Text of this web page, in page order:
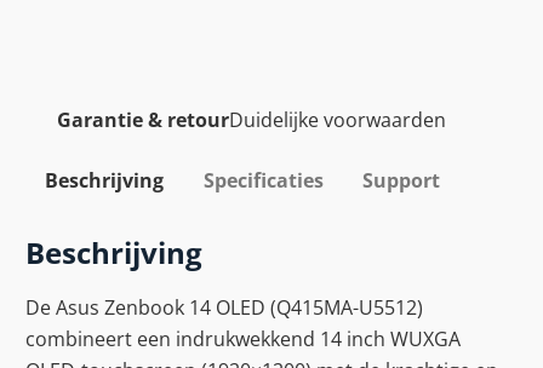
Garantie & retourDuidelijke voorwaarden
Beschrijving Specificaties Support
Beschrijving
De Asus Zenbook 14 OLED (Q415MA-U5512)
combineert een indrukwekkend 14 inch WUXGA